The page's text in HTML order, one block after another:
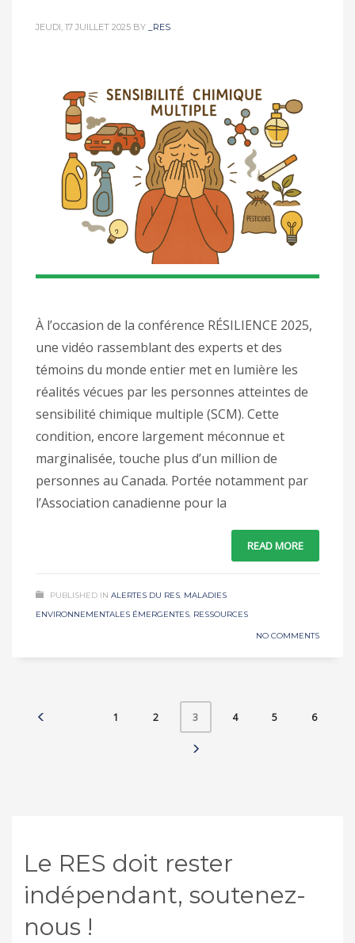
JEUDI, 17 JUILLET 2025 BY _RES
À l’occasion de la conférence RÉSILIENCE 2025,
une vidéo rassemblant des experts et des
témoins du monde entier met en lumière les
réalités vécues par les personnes atteintes de
sensibilité chimique multiple (SCM). Cette
condition, encore largement méconnue et
marginalisée, touche plus d’un million de
personnes au Canada. Portée notamment par
l’Association canadienne pour la
READ MORE
PUBLISHED IN ALERTES DU RES, MALADIES
ENVIRONNEMENTALES ÉMERGENTES, RESSOURCES
NO COMMENTS
1 2 3 4 5 6
Le RES doit rester
indépendant, soutenez-
nous !